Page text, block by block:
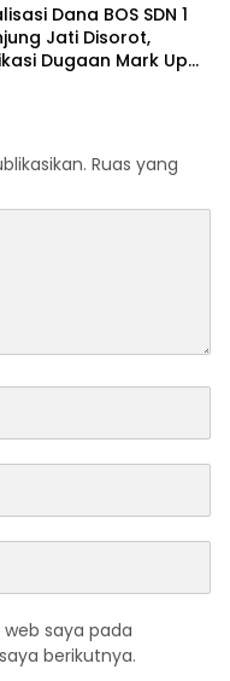
Dana BOS SDN 1
Jati Disorot,
Dugaan Mark Up
Ruas yang
saya pada
berikutnya.